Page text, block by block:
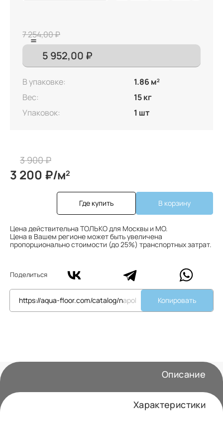
7 254,00 ₽
В упаковке: 1.86 м2
Вес:
15 кг
Упаковок:
1 шт
3 900 ₽
3 200 ₽/м2
Где купить В корзину
Цена действительна ТОЛЬКО для Москвы и МО.
Цена в Вашем регионе может быть увеличена
пропорционально стоимости (до 25%) транспортных затрат.
Поделиться
Копировать
Характеристики
Описание